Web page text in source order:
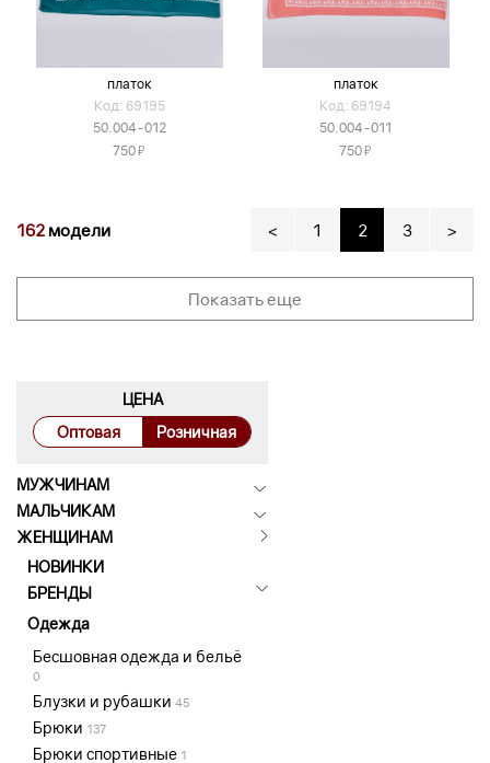
платок
Код: 69195
50.004-012
750Я
платок
Код: 69194
50.004-011
750Я
162модели < 1 2 3 >
Показать еще
ЦЕНА
Оптовая
Розничная
МУЖЧИНАМ
МАЛЬЧИКАМ
ЖЕНЩИНАМ
НОВИНКИ
БРЕНДЫ
Одежда
Бесшовная одежда и бельё
0
Блузки и рубашки 45
Брюки 137
Брюки спортивные 1